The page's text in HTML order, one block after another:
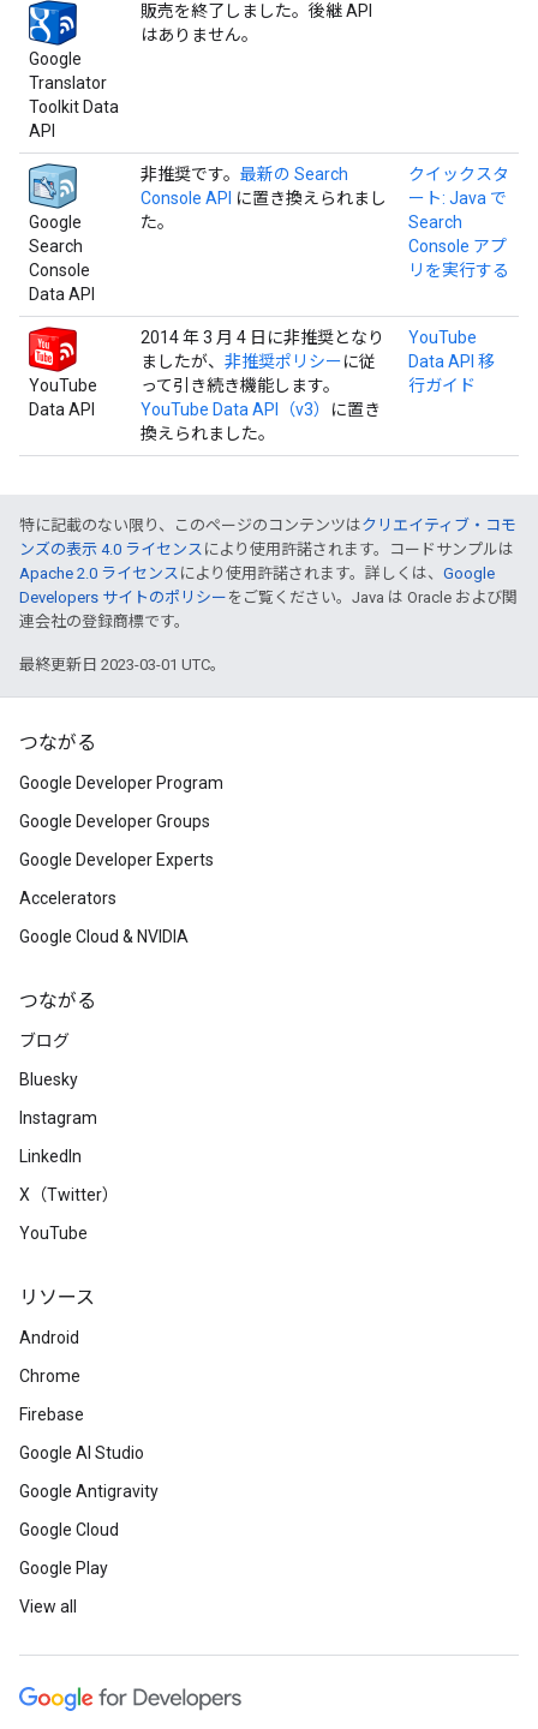
Google
Translator
Toolkit Data
API
販売を終了しました。後継 API
はありません。
Google
Search
Console
Data API
非推奨です。 最新の Search
Console API に置き換えられまし
た。
クイックスタ
ート: Java で
Search
Console アプ
リを実行する
YouTube
Data API
2014 年 3 月 4 日に非推奨となり
ましたが、 非推奨ポリシーに従
って引き続き機能します。
YouTube Data API（v3）
に置き
換えられました。
YouTube
Data API 移
行ガイド
特に記載のない限り、このページのコンテンツはクリエイティブ・コモ
ンズの表示 4.0 ライセンス により使用許諾されます。コードサンプルは
Apache 2.0 ライセンス により使用許諾されます。詳しくは、 Google
Developers サイトのポリシー をご覧ください。Java は Oracle および関
連会社の登録商標です。
最終更新日 2023-03-01 UTC。
つながる
Google Developer Program
Google Developer Groups
Google Developer Experts
Accelerators
Google Cloud & NVIDIA
つながる
ブログ
Bluesky
Instagram
LinkedIn
X（Twitter）
YouTube
リソース
Android
Chrome
Firebase
Google AI Studio
Google Antigravity
Google Cloud
Google Play
View all